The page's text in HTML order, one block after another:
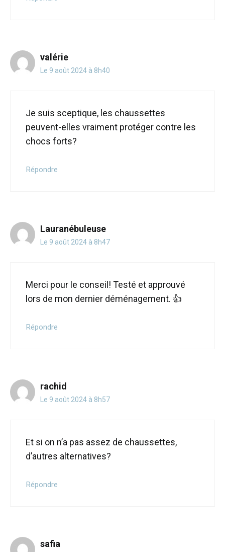
valérie
Le 9 août 2024 à 8h40
Je suis sceptique, les chaussettes
peuvent-elles vraiment protéger contre les
chocs forts?
Répondre
Lauranébuleuse
Le 9 août 2024 à 8h47
Merci pour le conseil! Testé et approuvé
lors de mon dernier déménagement. 👍
Répondre
rachid
Le 9 août 2024 à 8h57
Et si on n’a pas assez de chaussettes,
d’autres alternatives?
Répondre
safia